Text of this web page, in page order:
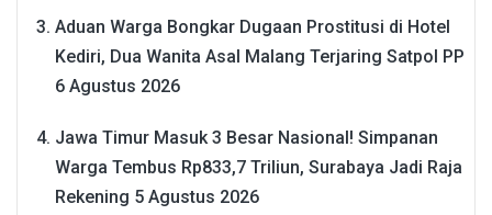
Aduan Warga Bongkar Dugaan Prostitusi di Hotel
Kediri, Dua Wanita Asal Malang Terjaring Satpol PP
6 Agustus 2026
Jawa Timur Masuk 3 Besar Nasional! Simpanan
Warga Tembus Rp833,7 Triliun, Surabaya Jadi Raja
Rekening 5 Agustus 2026